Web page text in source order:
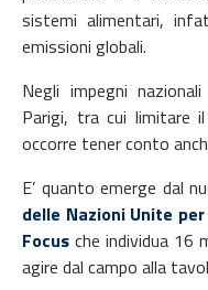
sistemi alimentari,
emissioni globali.
Negli impegni
Parigi, tra cui limitare
occorre tener conto
E’ quanto emerge dal
delle Nazioni Unite
Focus che individua 16
agire dal campo alla